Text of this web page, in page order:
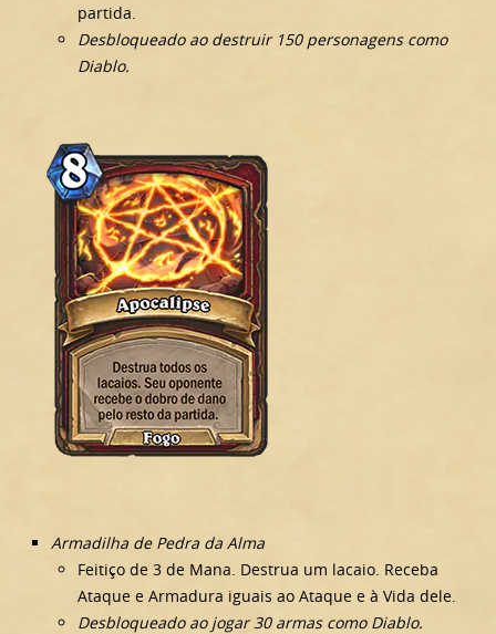
partida.
Desbloqueado ao destruir 150 personagens como
Diablo.
Armadilha de Pedra da Alma
Feitiço de 3 de Mana. Destrua um lacaio. Receba
Ataque e Armadura iguais ao Ataque e à Vida dele.
Desbloqueado ao jogar 30 armas como Diablo.